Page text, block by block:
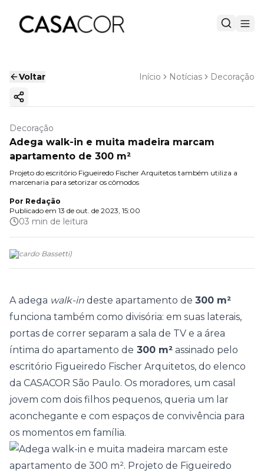
Voltar Início Notícias Decoração
Copiar link
Decoração
Adega walk-in e muita madeira marcam
apartamento de 300 m²
Projeto do escritório Figueiredo Fischer Arquitetos também utiliza a
marcenaria para setorizar os cômodos
Por Redação
Publicado em 13 de out. de 2023, 15:00
03 min de leitura
(Ricardo Bassetti)
Aadega walk-in deste apartamento de 300 m²
funciona também como divisória: em suas laterais,
portas de correr separam a sala de TV e a área
íntima do apartamento de 300 m² assinado pelo
escritório Figueiredo Fischer Arquitetos, do elenco
da CASACOR São Paulo. Os moradores, um casal
jovem com dois filhos pequenos, queria um lar
aconchegante e com espaços de convivência para
os momentos em família.